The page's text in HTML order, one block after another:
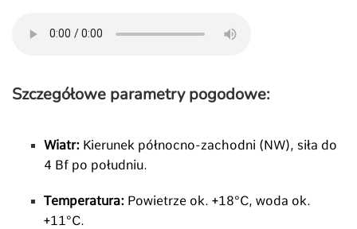
Szczegółowe parametry pogodowe:
Wiatr: Kierunek północno-zachodni (NW), siła do
4 Bf po południu.
Temperatura: Powietrze ok. +18°C, woda ok.
+11°C.